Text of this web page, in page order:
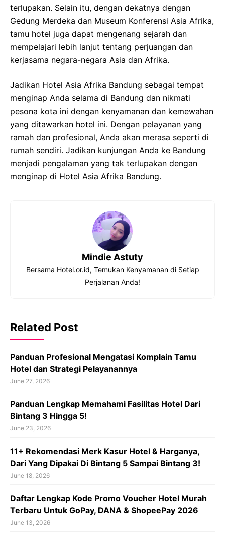
terlupakan. Selain itu, dengan dekatnya dengan
Gedung Merdeka dan Museum Konferensi Asia Afrika,
tamu hotel juga dapat mengenang sejarah dan
mempelajari lebih lanjut tentang perjuangan dan
kerjasama negara-negara Asia dan Afrika.
Jadikan Hotel Asia Afrika Bandung sebagai tempat
menginap Anda selama di Bandung dan nikmati
pesona kota ini dengan kenyamanan dan kemewahan
yang ditawarkan hotel ini. Dengan pelayanan yang
ramah dan profesional, Anda akan merasa seperti di
rumah sendiri. Jadikan kunjungan Anda ke Bandung
menjadi pengalaman yang tak terlupakan dengan
menginap di Hotel Asia Afrika Bandung.
Mindie Astuty
Bersama Hotel.or.id, Temukan Kenyamanan di Setiap
Perjalanan Anda!
Related Post
Panduan Profesional Mengatasi Komplain Tamu
Hotel dan Strategi Pelayanannya
June 27, 2026
Panduan Lengkap Memahami Fasilitas Hotel Dari
Bintang 3 Hingga 5!
June 23, 2026
11+ Rekomendasi Merk Kasur Hotel & Harganya,
Dari Yang Dipakai Di Bintang 5 Sampai Bintang 3!
June 18, 2026
Daftar Lengkap Kode Promo Voucher Hotel Murah
Terbaru Untuk GoPay, DANA & ShopeePay 2026
June 13, 2026